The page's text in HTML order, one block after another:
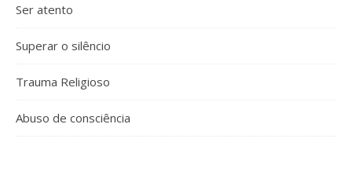
Ser atento
Superar o silêncio
Trauma Religioso
Abuso de consciência